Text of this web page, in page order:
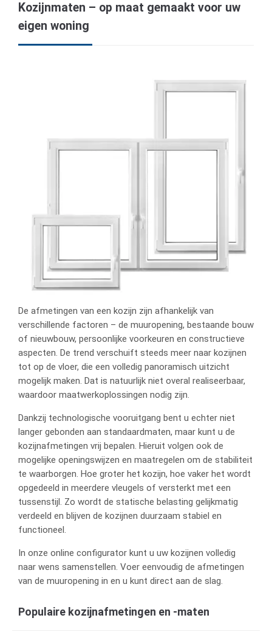
Kozijnmaten – op maat gemaakt voor uw
eigen woning
De afmetingen van een kozijn zijn afhankelijk van
verschillende factoren – de muuropening, bestaande bouw
of nieuwbouw, persoonlijke voorkeuren en constructieve
aspecten. De trend verschuift steeds meer naar kozijnen
tot op de vloer, die een volledig panoramisch uitzicht
mogelijk maken. Dat is natuurlijk niet overal realiseerbaar,
waardoor maatwerkoplossingen nodig zijn.
Dankzij technologische vooruitgang bent u echter niet
langer gebonden aan standaardmaten, maar kunt u de
kozijnafmetingen vrij bepalen. Hieruit volgen ook de
mogelijke openingswijzen en maatregelen om de stabiliteit
te waarborgen. Hoe groter het kozijn, hoe vaker het wordt
opgedeeld in meerdere vleugels of versterkt met een
tussenstijl. Zo wordt de statische belasting gelijkmatig
verdeeld en blijven de kozijnen duurzaam stabiel en
functioneel.
In onze online configurator kunt u uw kozijnen volledig
naar wens samenstellen. Voer eenvoudig de afmetingen
van de muuropening in en u kunt direct aan de slag.
Populaire kozijnafmetingen en -maten